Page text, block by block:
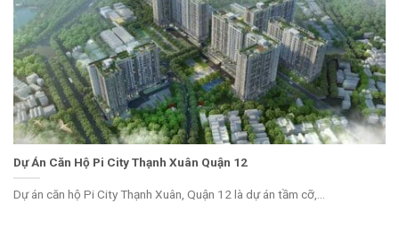
Dự Án Căn Hộ Pi City Thạnh Xuân Quận 12
Dự án căn hộ Pi City Thạnh Xuân, Quận 12 là dự án tầm cỡ,...